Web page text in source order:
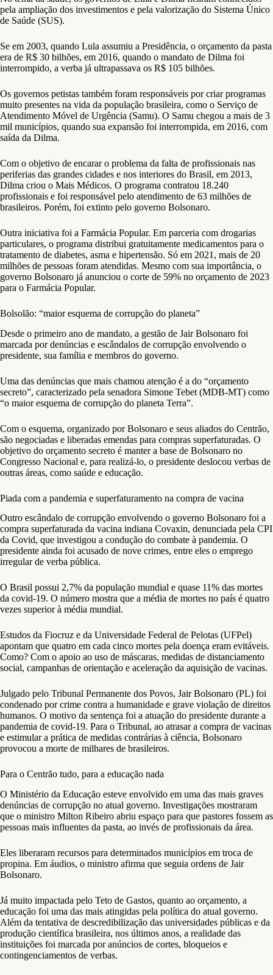
pela ampliação dos investimentos e pela valorização do Sistema Único
de Saúde (SUS).
Se em 2003, quando Lula assumiu a Presidência, o orçamento da pasta
era de R$ 30 bilhões, em 2016, quando o mandato de Dilma foi
interrompido, a verba já ultrapassava os R$ 105 bilhões.
Os governos petistas também foram responsáveis por criar programas
muito presentes na vida da população brasileira, como o Serviço de
Atendimento Móvel de Urgência (Samu). O Samu chegou a mais de 3
mil municípios, quando sua expansão foi interrompida, em 2016, com
saída da Dilma.
Com o objetivo de encarar o problema da falta de profissionais nas
periferias das grandes cidades e nos interiores do Brasil, em 2013,
Dilma criou o Mais Médicos. O programa contratou 18.240
profissionais e foi responsável pelo atendimento de 63 milhões de
brasileiros. Porém, foi extinto pelo governo Bolsonaro.
Outra iniciativa foi a Farmácia Popular. Em parceria com drogarias
particulares, o programa distribui gratuitamente medicamentos para o
tratamento de diabetes, asma e hipertensão. Só em 2021, mais de 20
milhões de pessoas foram atendidas. Mesmo com sua importância, o
governo Bolsonaro já anunciou o corte de 59% no orçamento de 2023
para o Farmácia Popular.
Bolsolão: “maior esquema de corrupção do planeta”
Desde o primeiro ano de mandato, a gestão de Jair Bolsonaro foi
marcada por denúncias e escândalos de corrupção envolvendo o
presidente, sua família e membros do governo.
Uma das denúncias que mais chamou atenção é a do “orçamento
secreto”, caracterizado pela senadora Simone Tebet (MDB-MT) como
“o maior esquema de corrupção do planeta Terra”.
Com o esquema, organizado por Bolsonaro e seus aliados do Centrão,
são negociadas e liberadas emendas para compras superfaturadas. O
objetivo do orçamento secreto é manter a base de Bolsonaro no
Congresso Nacional e, para realizá-lo, o presidente deslocou verbas de
outras áreas, como saúde e educação.
Piada com a pandemia e superfaturamento na compra de vacina
Outro escândalo de corrupção envolvendo o governo Bolsonaro foi a
compra superfaturada da vacina indiana Covaxin, denunciada pela CPI
da Covid, que investigou a condução do combate à pandemia. O
presidente ainda foi acusado de nove crimes, entre eles o emprego
irregular de verba pública.
O Brasil possui 2,7% da população mundial e quase 11% das mortes
da covid-19. O número mostra que a média de mortes no país é quatro
vezes superior à média mundial.
Estudos da Fiocruz e da Universidade Federal de Pelotas (UFPel)
apontam que quatro em cada cinco mortes pela doença eram evitáveis.
Como? Com o apoio ao uso de máscaras, medidas de distanciamento
social, campanhas de orientação e aceleração da aquisição de vacinas.
Julgado pelo Tribunal Permanente dos Povos, Jair Bolsonaro (PL) foi
condenado por crime contra a humanidade e grave violação de direitos
humanos. O motivo da sentença foi a atuação do presidente durante a
pandemia de covid-19. Para o Tribunal, ao atrasar a compra de vacinas
e estimular a prática de medidas contrárias à ciência, Bolsonaro
provocou a morte de milhares de brasileiros.
Para o Centrão tudo, para a educação nada
O Ministério da Educação esteve envolvido em uma das mais graves
denúncias de corrupção no atual governo. Investigações mostraram
que o ministro Milton Ribeiro abriu espaço para que pastores fossem as
pessoas mais influentes da pasta, ao invés de profissionais da área.
Eles liberaram recursos para determinados municípios em troca de
propina. Em áudios, o ministro afirma que seguia ordens de Jair
Bolsonaro.
Já muito impactada pelo Teto de Gastos, quanto ao orçamento, a
educação foi uma das mais atingidas pela política do atual governo.
Além da tentativa de descredibilização das universidades públicas e da
produção científica brasileira, nos últimos anos, a realidade das
instituições foi marcada por anúncios de cortes, bloqueios e
contingenciamentos de verbas.